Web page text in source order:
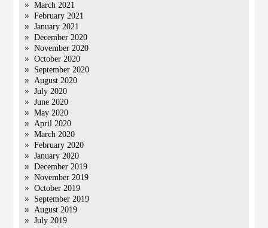
March 2021
February 2021
January 2021
December 2020
November 2020
October 2020
September 2020
August 2020
July 2020
June 2020
May 2020
April 2020
March 2020
February 2020
January 2020
December 2019
November 2019
October 2019
September 2019
August 2019
July 2019